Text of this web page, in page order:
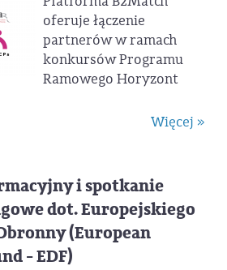
oferuje łączenie
partnerów w ramach
konkursów Programu
Ramowego Horyzont
Więcej »
i spotkanie
dot. Europejskiego
(European
- EDF)